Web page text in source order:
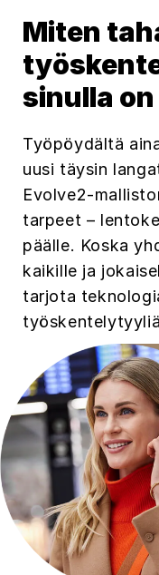
Miten
sinulla
Työpöydältä
uusi täysin
Evolve2-
tarpeet –
päälle. Koska
kaikille ja
tarjota